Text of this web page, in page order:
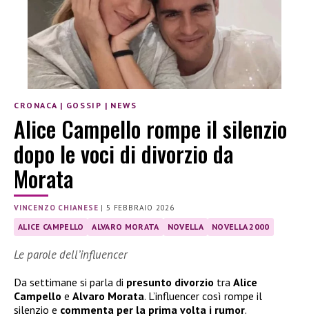
CRONACA | GOSSIP | NEWS
Alice Campello rompe il silenzio
dopo le voci di divorzio da
Morata
VINCENZO CHIANESE |5 FEBBRAIO 2026
ALICE CAMPELLO ALVARO MORATA NOVELLA NOVELLA 2000
Le parole dell’influencer
Da settimane si parla di presunto divorzio tra Alice
Campello e Alvaro Morata. L’influencer così rompe il
silenzio e commenta per la prima volta i rumor.